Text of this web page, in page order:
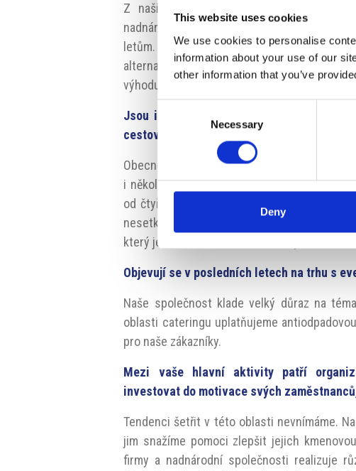
This website uses cookies
We use cookies to personalise
information about your use of our
other information that you’ve
Necessary
Deny
Z našich zkušeností můžeme říci, že
nadnárodními společnostmi. Můžeme
letům. Itálie má důležitou logistickou
alternativ, jako jsou přímořská letoviska,
výhodu.
Jsou italské oblasti, a to i mimo velká
cestovního ruchu?
Obecně lze říci, že italská území mají
i několika tisíci účastníky. Naše společnost
od čtyřhvězdičkových hotelů až po
nesetkali s žádnými obtížemi. Silnou
který je u zákazníků velmi oblíbený.
Objevují se v posledních letech na trhu s
Naše společnost klade velký důraz na
oblasti cateringu uplatňujeme
pro naše zákazníky.
Mezi vaše hlavní aktivity patří
investovat do motivace svých
Tendenci šetřit v této oblasti nevnímáme.
jim snažíme pomoci zlepšit jejich
firmy a nadnárodní společnosti realizuje